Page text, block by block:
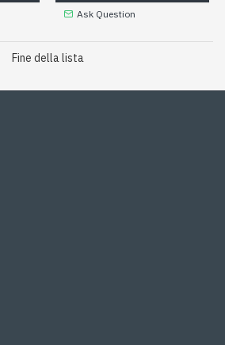
Ask Question
Fine della lista